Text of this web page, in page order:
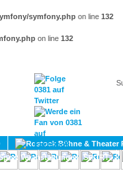
symfony.php on line 132
on line 132
KONTAKT
SPORT